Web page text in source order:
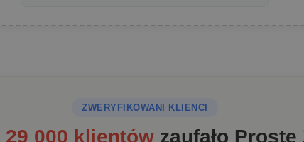
ZWERYFIKOWANI KLIENCI
29 000 klientów zaufało